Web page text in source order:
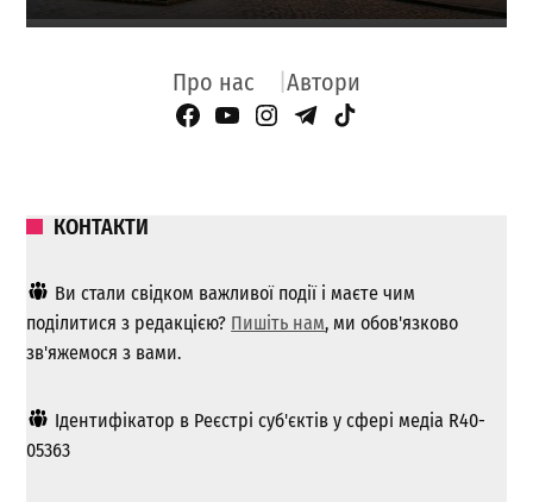
Про нас Автори
Facebook Page
YouTube
Instagram
Telegram
TikTok
КОНТАКТИ
Ви стали свідком важливої ​​події і маєте чим
поділитися з редакцією? Пишіть нам, ми обов'язково
зв'яжемося з вами.
Ідентифікатор в Реєстрі суб'єктів у сфері медіа R40-
05363